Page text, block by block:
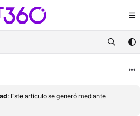
index at:https://docs.document360.com/
pages before exploring further.
: Este artículo se generó mediante